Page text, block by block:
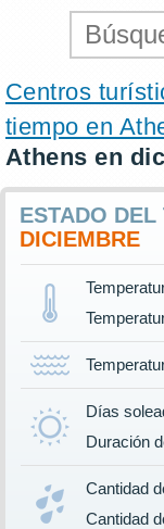
Centros
tiempo en
Athens en
ESTADO DEL
DICIEMBRE
Días
Duración
Cantidad
Cantidad